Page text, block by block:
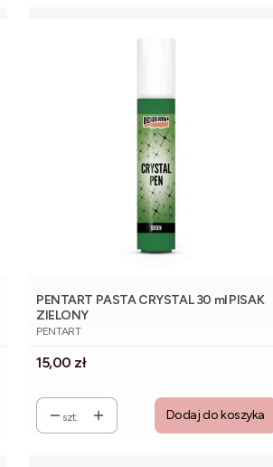
PENTART PASTA CRYSTAL 30 ml PISAK
ZIELONY
PRODUCENT
PENTART
Cena
15,00 zł
szt. Dodaj do koszyka